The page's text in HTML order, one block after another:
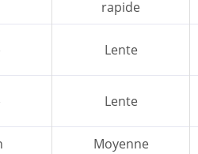
rapide
Lente
Lente
Moyenne